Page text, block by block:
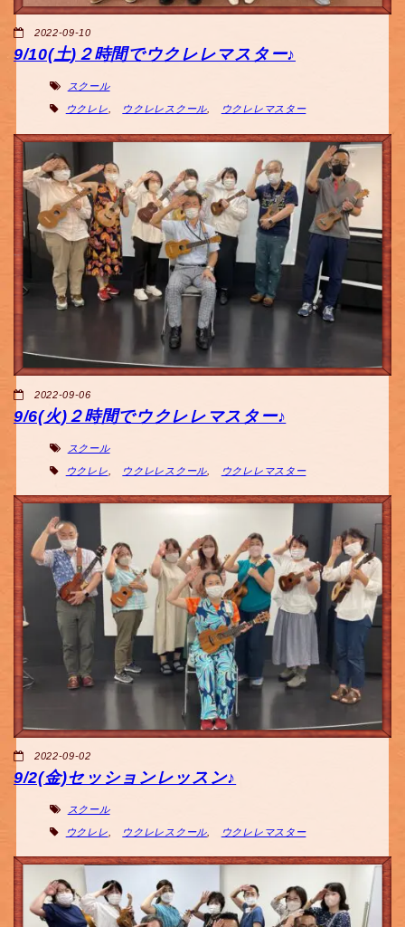
2022-09-10
9/10(土)２時間でウクレレマスター♪
スクール
ウクレレ ウクレレスクール, ウクレレマスター
2022-09-06
9/6(火)２時間でウクレレマスター♪
スクール
ウクレレ ウクレレスクール, ウクレレマスター
2022-09-02
9/2(金)セッションレッスン♪
スクール
ウクレレ ウクレレスクール, ウクレレマスター